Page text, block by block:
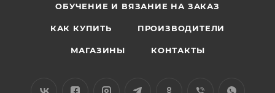
ОБУЧЕНИЕ И ВЯЗАНИЕ НА ЗАКАЗ
КАК КУПИТЬ ПРОИЗВОДИТЕЛИ
МАГАЗИНЫ КОНТАКТЫ